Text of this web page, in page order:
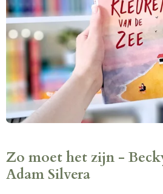
Zo moet het zijn -
Adam Silvera